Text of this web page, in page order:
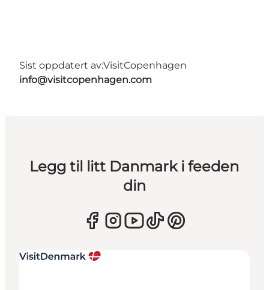
Sist oppdatert av:VisitCopenhagen
info@visitcopenhagen.com
Legg til litt Danmark i feeden
din